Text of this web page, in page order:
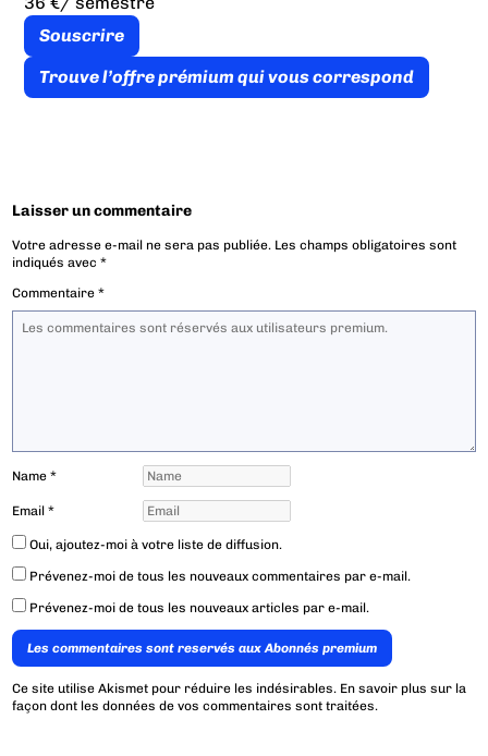
Souscrire
Trouve l’offre prémium qui vous correspond
Laisser un commentaire
Votre adresse e-mail ne sera pas publiée. Les champs obligatoires sont
indiqués avec*
Commentaire*
Name*
Email*
Oui, ajoutez-moi à votre liste de diffusion.
Prévenez-moi de tous les nouveaux commentaires par e-mail.
Prévenez-moi de tous les nouveaux articles par e-mail.
Les commentaires sont reservés aux Abonnés premium
Ce site utilise Akismet pour réduire les indésirables. En savoir plus sur la
façon dont les données de vos commentaires sont traitées.